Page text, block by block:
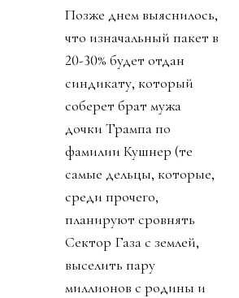
Позже днем выяснилось,
что изначальный пакет в
20-30% будет отдан
синдикату, который
соберет брат мужа
дочки Трампа по
фамилии Кушнер (те
самые дельцы, которые,
среди прочего,
планируют сровнять
Сектор Газа с землей,
выселить пару
миллионов с родины и